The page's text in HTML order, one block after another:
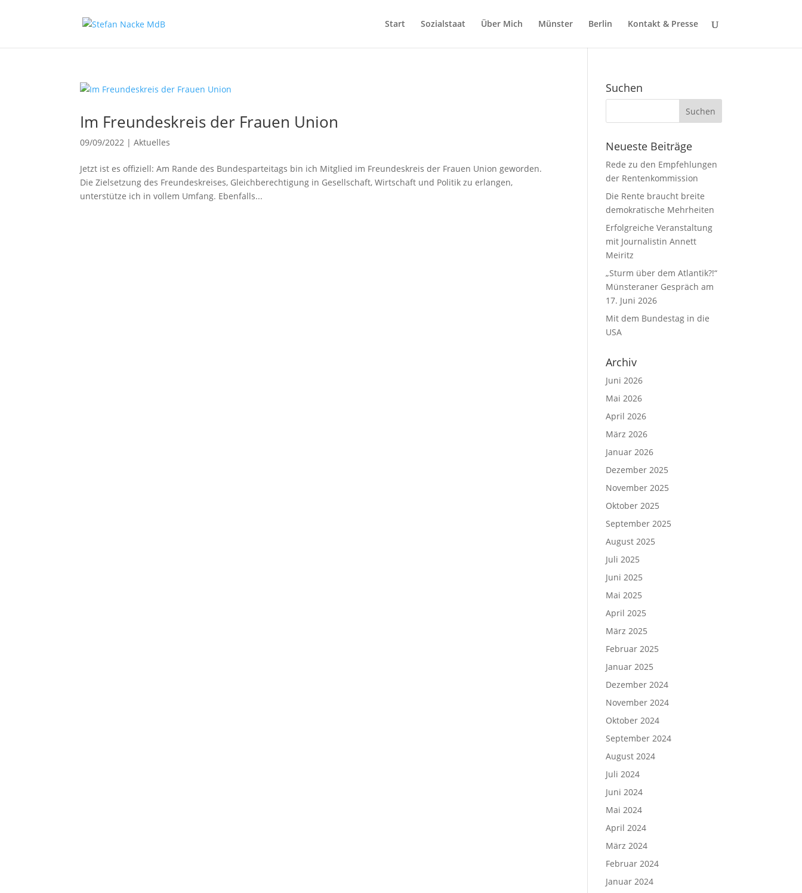
Start Sozialstaat Über Mich Münster Berlin Kontakt & Presse
Im Freundeskreis der Frauen Union
09/09/2022 |Aktuelles
Jetzt ist es offiziell: Am Rande des Bundesparteitags bin ich Mitglied im Freundeskreis der Frauen Union geworden.
Die Zielsetzung des Freundeskreises, Gleichberechtigung in Gesellschaft, Wirtschaft und Politik zu erlangen,
unterstütze ich in vollem Umfang. Ebenfalls...
Suchen
Neueste Beiträge
Rede zu den Empfehlungen
der Rentenkommission
Die Rente braucht breite
demokratische Mehrheiten
Erfolgreiche Veranstaltung
mit Journalistin Annett
Meiritz
„Sturm über dem Atlantik?!“
Münsteraner Gespräch am
17. Juni 2026
Mit dem Bundestag in die
USA
Archiv
Juni 2026
Mai 2026
April 2026
März 2026
Januar 2026
Dezember 2025
November 2025
Oktober 2025
September 2025
August 2025
Juli 2025
Juni 2025
Mai 2025
April 2025
März 2025
Februar 2025
Januar 2025
Dezember 2024
November 2024
Oktober 2024
September 2024
August 2024
Juli 2024
Juni 2024
Mai 2024
April 2024
März 2024
Februar 2024
Januar 2024